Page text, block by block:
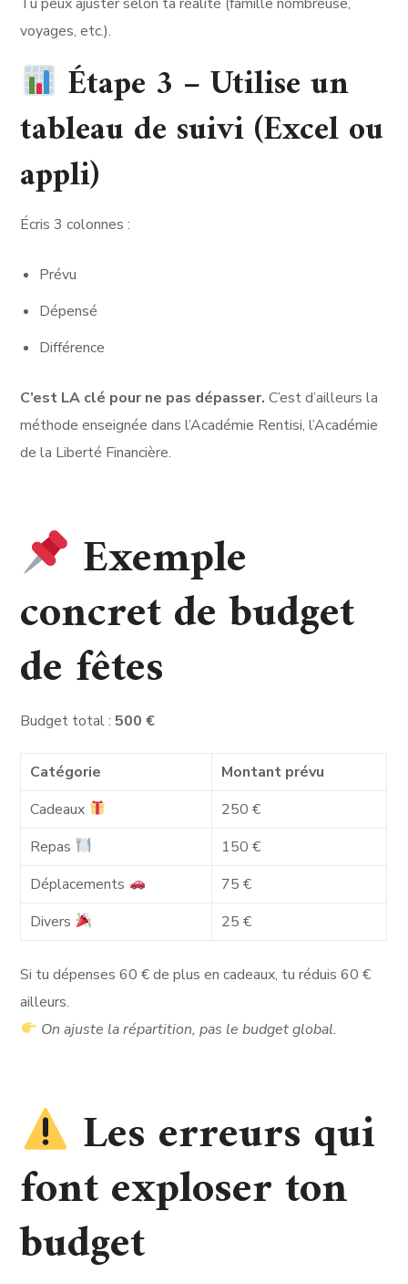
Tu peux ajuster selon ta réalité (famille nombreuse,
voyages, etc.).
Étape 3 – Utilise un
tableau de suivi (Excel ou
appli)
Écris 3 colonnes :
Prévu
Dépensé
Différence
C’est LA clé pour ne pas dépasser. C’est d’ailleurs la
méthode enseignée dans l’Académie Rentisi, l’Académie
de la Liberté Financière.
Exemple
concret de budget
de fêtes
Budget total : 500 €
Catégorie
Montant prévu
Cadeaux
250 €
Repas
150 €
Déplacements
75 €
Divers
25 €
Si tu dépenses 60 € de plus en cadeaux, tu réduis 60 €
ailleurs.
On ajuste la répartition, pas le budget global.
Les erreurs qui
font exploser ton
budget